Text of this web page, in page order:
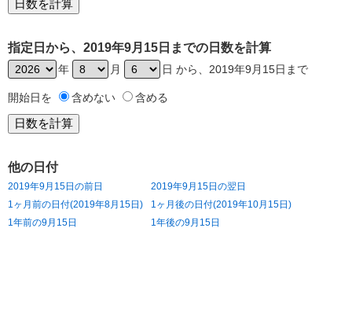
指定日から、2019年9月15日までの日数を計算
年 月 日 から、2019年9月15日まで
開始日を 含めない 含める
他の日付
2019年9月15日の前日
2019年9月15日の翌日
1ヶ月前の日付(2019年8月15日)
1ヶ月後の日付(2019年10月15日)
1年前の9月15日
1年後の9月15日